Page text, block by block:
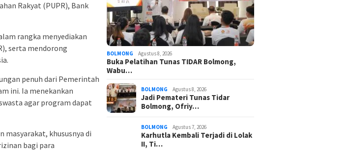
Rakyat (PUPR), Bank
rangka menyediakan
serta mendorong
penuh dari Pemerintah
ini. Ia menekankan
agar program dapat
khususnya di
bagi para
BOLMONG Agustus 8, 2026
Buka Pelatihan Tunas TIDAR Bolmong,
Wabu…
BOLMONG Agustus 8, 2026
Jadi Pemateri Tunas Tidar
Bolmong, Ofriy…
BOLMONG Agustus 7, 2026
Karhutla Kembali Terjadi di Lolak
II, Ti…